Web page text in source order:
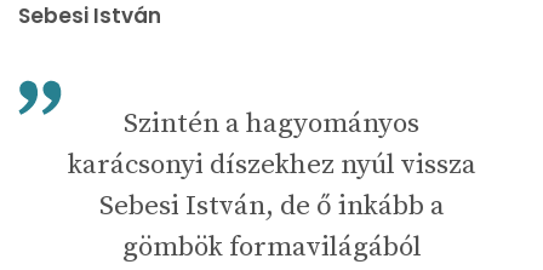
Sebesi István
Szintén a hagyományos
karácsonyi díszekhez nyúl vissza
Sebesi István, de ő inkább a
gömbök formavilágából